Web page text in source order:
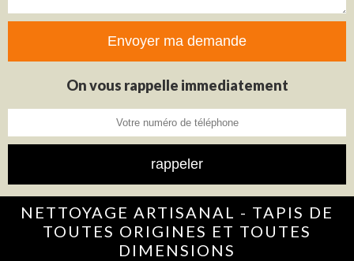
On vous rappelle immediatement
NETTOYAGE ARTISANAL - TAPIS DE
TOUTES ORIGINES ET TOUTES
DIMENSIONS